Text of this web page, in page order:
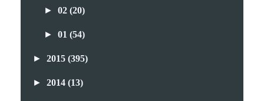
►02(20)
►01(54)
► 2015 (395)
► 2014 (13)